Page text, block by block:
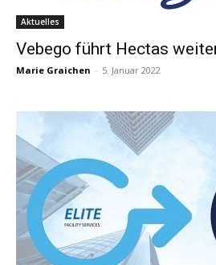
Aktuelles
Vebego führt Hectas
Marie Graichen - 5. Januar 2022